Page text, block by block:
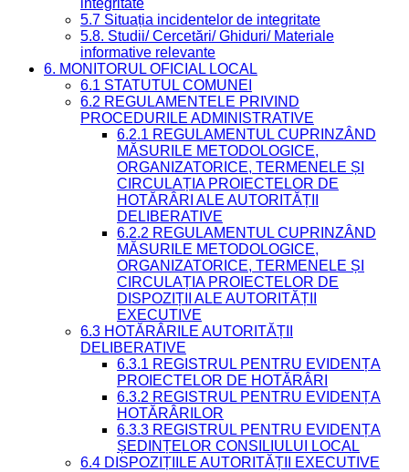
integritate
5.7 Situația incidentelor de integritate
5.8. Studii/ Cercetări/ Ghiduri/ Materiale
informative relevante
6. MONITORUL OFICIAL LOCAL
6.1 STATUTUL COMUNEI
6.2 REGULAMENTELE PRIVIND
PROCEDURILE ADMINISTRATIVE
6.2.1 REGULAMENTUL CUPRINZÂND
MĂSURILE METODOLOGICE,
ORGANIZATORICE, TERMENELE ȘI
CIRCULAȚIA PROIECTELOR DE
HOTĂRÂRI ALE AUTORITĂȚII
DELIBERATIVE
6.2.2 REGULAMENTUL CUPRINZÂND
MĂSURILE METODOLOGICE,
ORGANIZATORICE, TERMENELE ȘI
CIRCULAȚIA PROIECTELOR DE
DISPOZIȚII ALE AUTORITĂȚII
EXECUTIVE
6.3 HOTĂRÂRILE AUTORITĂȚII
DELIBERATIVE
6.3.1 REGISTRUL PENTRU EVIDENȚA
PROIECTELOR DE HOTĂRÂRI
6.3.2 REGISTRUL PENTRU EVIDENȚA
HOTĂRÂRILOR
6.3.3 REGISTRUL PENTRU EVIDENȚA
ȘEDINȚELOR CONSILIULUI LOCAL
6.4 DISPOZIȚIILE AUTORITĂȚII EXECUTIVE